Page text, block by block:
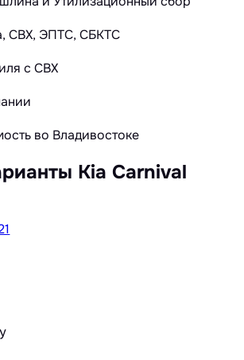
СВХ, ЭПТС, СБКТС
с СВХ
во Владивостоке
Kia Carnival